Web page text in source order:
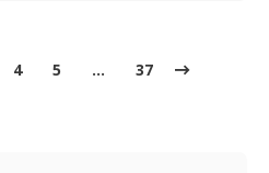
4 5 … 37